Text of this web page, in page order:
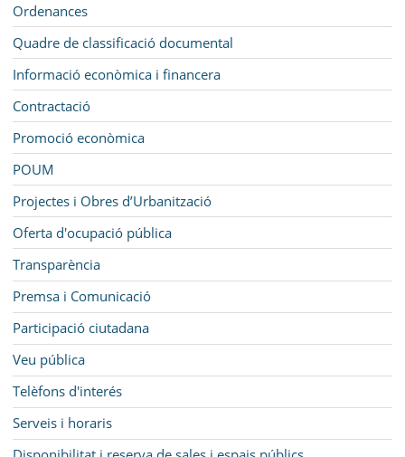
Ordenances
Quadre de classificació documental
Informació econòmica i financera
Contractació
Promoció econòmica
POUM
Projectes i Obres d’Urbanització
Oferta d'ocupació pública
Transparència
Premsa i Comunicació
Participació ciutadana
Veu pública
Telèfons d'interés
Serveis i horaris